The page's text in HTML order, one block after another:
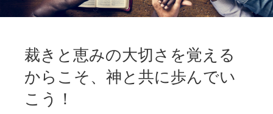
裁きと恵みの大切さを覚える
からこそ、神と共に歩んでい
こう！